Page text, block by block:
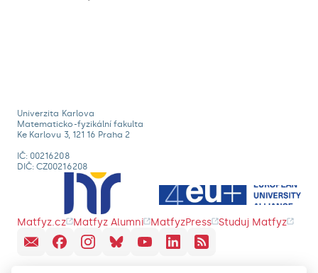
Univerzita Karlova
Matematicko-fyzikální fakulta
Ke Karlovu 3, 121 16 Praha 2
IČ: 00216208
DIČ: CZ00216208
Matfyz.cz Matfyz Alumni MatfyzPress Studuj Matfyz